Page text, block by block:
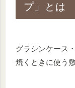
プ」とは
グラシンケース
焼くときに使う